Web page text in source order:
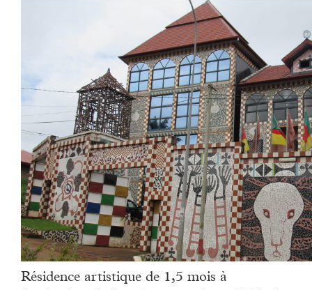
Résidence artistique de 1,5 mois à